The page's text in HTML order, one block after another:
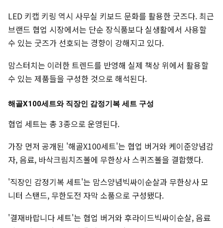
LED 키캡 키링 역시 사무실 키보드 문화를 활용한 굿즈다. 최근
브랜드 협업 시장에서는 단순 장식품보다 실생활에서 사용할
수 있는 굿즈가 선호되는 경향이 강해지고 있다.
맘스터치는 이러한 트렌드를 반영해 실제 책상 위에서 활용할
수 있는 제품들을 구성한 것으로 해석된다.
해골X100세트와 직장인 감정기복 세트 구성
협업 세트는 총 3종으로 운영된다.
가장 먼저 공개된 '해골X100세트'는 협업 버거와 케이준양념감
자, 음료, 바삭크림치즈볼에 무한상사 스퀴즈볼을 결합했다.
'직장인 감정기복 세트'는 맘스양념빅싸이순살과 무한상사 모
니터 스탠드, 무한도전 자막 소품으로 구성됐다.
'결재바랍니다 세트'는 협업 버거와 후라이드빅싸이순살, 음료